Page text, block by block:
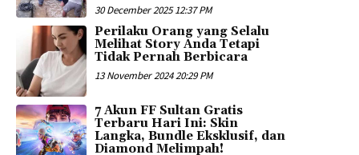
30 December 2025 12:37 PM
Perilaku Orang yang Selalu
Melihat Story Anda Tetapi
Tidak Pernah Berbicara
13 November 2024 20:29 PM
7 Akun FF Sultan Gratis
Terbaru Hari Ini: Skin
Langka, Bundle Eksklusif, dan
Diamond Melimpah!